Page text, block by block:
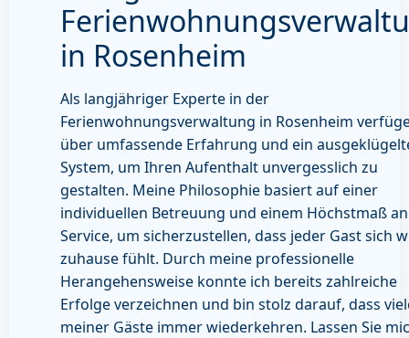
in Rosenheim
Als langjähriger Experte in der
Ferienwohnungsverwaltung in Rosenheim
über umfassende Erfahrung und ein
System, um Ihren Aufenthalt unvergesslich zu
gestalten. Meine Philosophie basiert auf einer
individuellen Betreuung und einem Höchstmaß an
Service, um sicherzustellen, dass jeder Gast sich
zuhause fühlt. Durch meine professionelle
Herangehensweise konnte ich bereits zahlreiche
Erfolge verzeichnen und bin stolz darauf, dass
meiner Gäste immer wiederkehren. Lassen Sie